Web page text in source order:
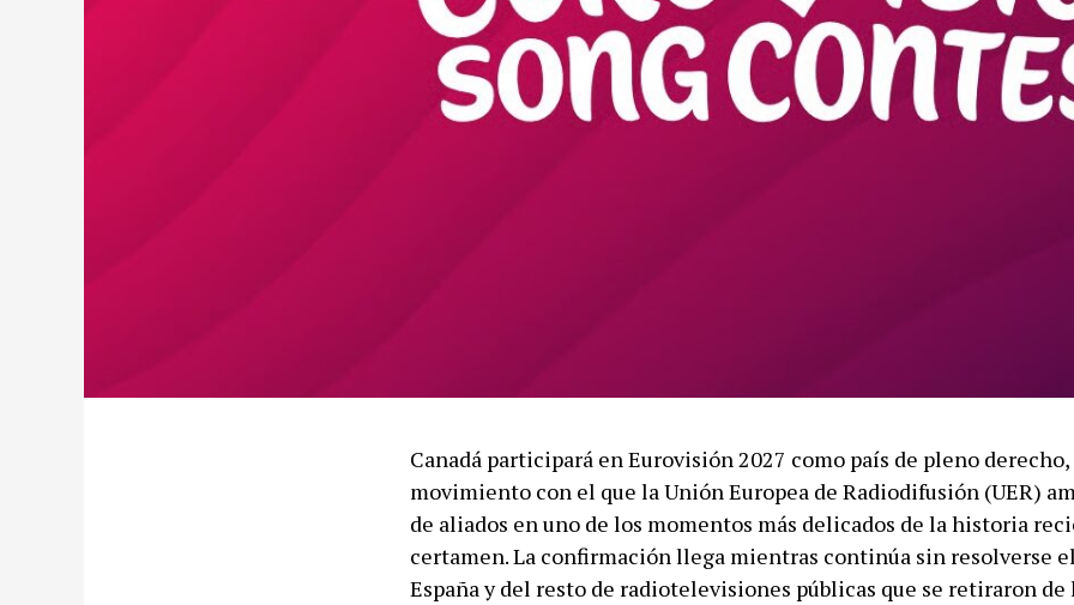
Canadá participará en Eurovisión 2027 como país de pleno
movimiento con el que la Unión Europea de Radiodifusión (UER)
de aliados en uno de los momentos más delicados de la historia
certamen. La confirmación llega mientras continúa sin resolverse
España y del resto de radiotelevisiones públicas que se retiraron